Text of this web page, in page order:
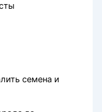
семена и